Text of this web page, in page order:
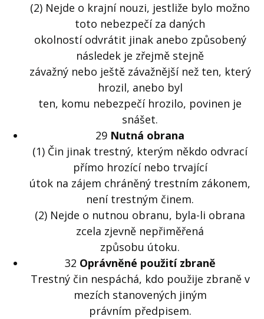
(2) Nejde o krajní nouzi, jestliže bylo možno
toto nebezpečí za daných
okolností odvrátit jinak anebo způsobený
následek je zřejmě stejně
závažný nebo ještě závažnější než ten, který
hrozil, anebo byl
ten, komu nebezpečí hrozilo, povinen je
snášet.
29 Nutná obrana
(1) Čin jinak trestný, kterým někdo odvrací
přímo hrozící nebo trvající
útok na zájem chráněný trestním zákonem,
není trestným činem.
(2) Nejde o nutnou obranu, byla-li obrana
zcela zjevně nepřiměřená
způsobu útoku.
32 Oprávněné použití zbraně
Trestný čin nespáchá, kdo použije zbraně v
mezích stanovených jiným
právním předpisem.